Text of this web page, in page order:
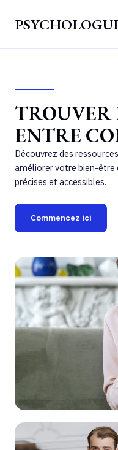
TROUVER
ENTRE
Découvrez des
améliorer votre bien-être
précises et accessibles.
Commencez ici